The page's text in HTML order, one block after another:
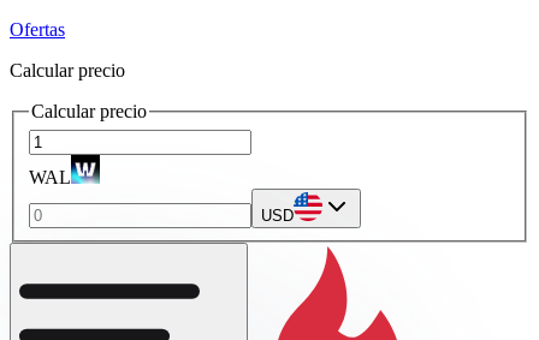
Ofertas
Calcular precio
Calcular precio
WAL
USD